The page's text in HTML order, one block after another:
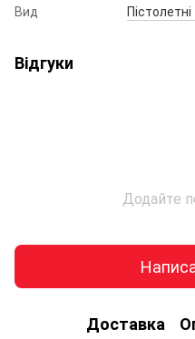
Вид
Відгуки
Додайте
Доставка